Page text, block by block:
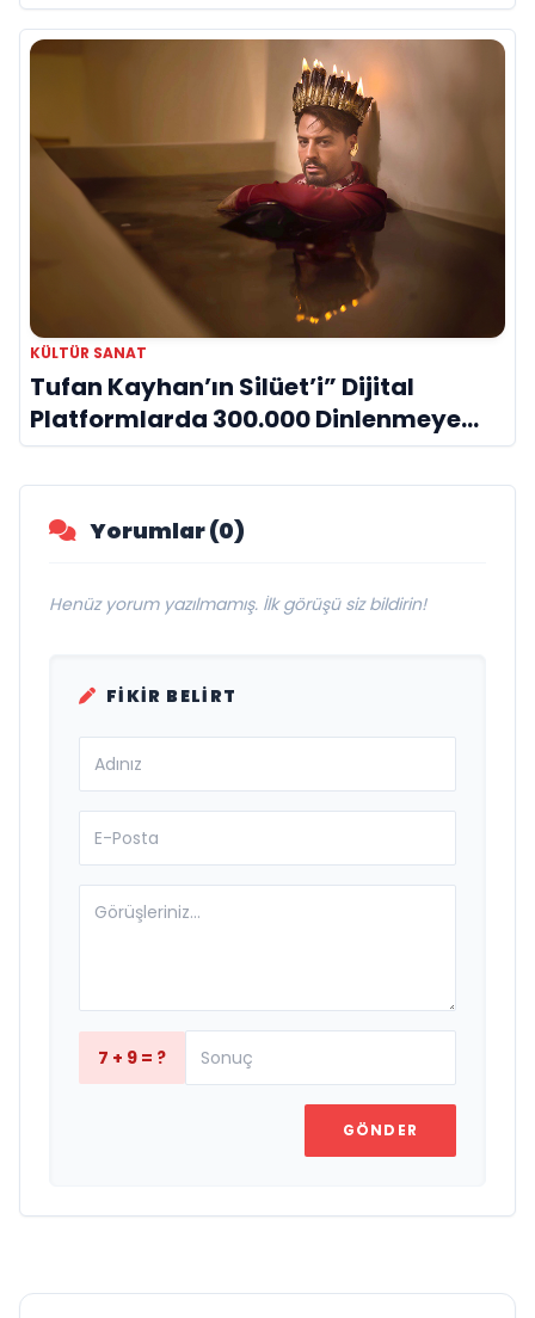
KÜLTÜR SANAT
Tufan Kayhan’ın Silüet’i” Dijital
Platformlarda 300.000 Dinlenmeye
Ulaştı
Yorumlar (0)
Henüz yorum yazılmamış. İlk görüşü siz bildirin!
FIKIR BELIRT
7 + 9 = ?
GÖNDER